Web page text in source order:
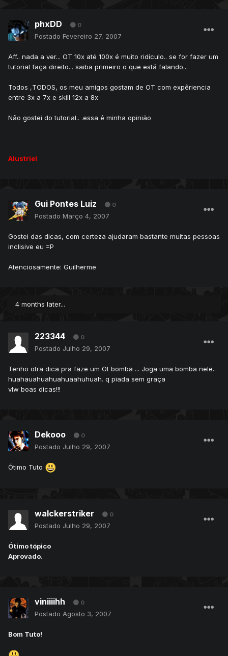
phxDD 0
Postado Fevereiro 27, 2007
Aff.. nada a ver... OT 10x até 100x é muito ridículo.. se for fazer um
tutorial faça direito... saiba primeiro o que está falando...
Todos ,TODOS, os meu amigos gostam de OT com expêriencia
entre 3x a 7x e skill 12x a 8x
Nâo gostei do tutorial.. .essa é minha opinião
Alustriel
Gui Pontes Luiz 0
Postado Março 4, 2007
Gostei das dicas, com certeza ajudaram bastante muitas pessoas
inclisive eu =P
Atenciosamente: Guilherme
4 months later...
223344 0
Postado Julho 29, 2007
Tenho otra dica pra faze um Ot bomba ... Joga uma bomba nele..
huahauahuahuahuaahuhuah. q piada sem graça
vlw boas dicas!!!
Dekooo 0
Postado Julho 29, 2007
Ótimo Tuto
walckerstriker 0
Postado Julho 29, 2007
Ótimo tópico
Aprovado.
viniiiihh 0
Postado Agosto 3, 2007
Bom Tuto!